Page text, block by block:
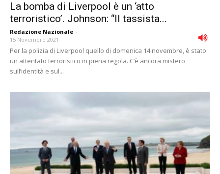
La bomba di Liverpool è un ‘atto
terroristico’. Johnson: “Il tassista...
Redazione Nazionale -
15 Novembre 2021
Per la polizia di Liverpool quello di domenica 14 novembre, è stato
un attentato terroristico in piena regola. C’è ancora mistero
sull’identità e sul...